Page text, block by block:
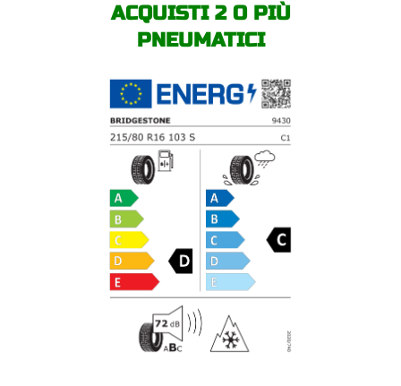
ACQUISTI 2 O PIÙ
PNEUMATICI